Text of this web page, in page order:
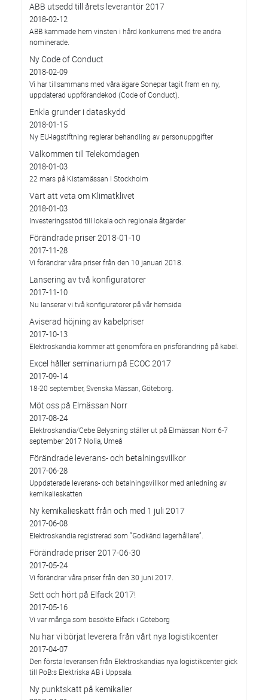
ABB utsedd till årets leverantör 2017
2018-02-12
ABB kammade hem vinsten i hård konkurrens med tre andra
nominerade.
Ny Code of Conduct
2018-02-09
Vi har tillsammans med våra ägare Sonepar tagit fram en ny,
uppdaterad uppförandekod (Code of Conduct).
Enkla grunder i dataskydd
2018-01-15
Ny EU-lagstiftning reglerar behandling av personuppgifter
Välkommen till Telekomdagen
2018-01-03
22 mars på Kistamässan i Stockholm
Värt att veta om Klimatklivet
2018-01-03
Investeringsstöd till lokala och regionala åtgärder
Förändrade priser 2018-01-10
2017-11-28
Vi förändrar våra priser från den 10 januari 2018.
Lansering av två konfiguratorer
2017-11-10
Nu lanserar vi två konfiguratorer på vår hemsida
Aviserad höjning av kabelpriser
2017-10-13
Elektroskandia kommer att genomföra en prisförändring på kabel.
Excel håller seminarium på ECOC 2017
2017-09-14
18-20 september, Svenska Mässan, Göteborg.
Möt oss på Elmässan Norr
2017-08-24
Elektroskandia/Cebe Belysning ställer ut på Elmässan Norr 6-7
september 2017 Nolia, Umeå
Förändrade leverans- och betalningsvillkor
2017-06-28
Uppdaterade leverans- och betalningsvillkor med anledning av
kemikalieskatten
Ny kemikalieskatt från och med 1 juli 2017
2017-06-08
Elektroskandia registrerad som ”Godkänd lagerhållare”.
Förändrade priser 2017-06-30
2017-05-24
Vi förändrar våra priser från den 30 juni 2017.
Sett och hört på Elfack 2017!
2017-05-16
Vi var många som besökte Elfack i Göteborg
Nu har vi börjat leverera från vårt nya logistikcenter
2017-04-07
Den första leveransen från Elektroskandias nya logistikcenter gick
till PoB:s Elektriska AB i Uppsala.
Ny punktskatt på kemikalier